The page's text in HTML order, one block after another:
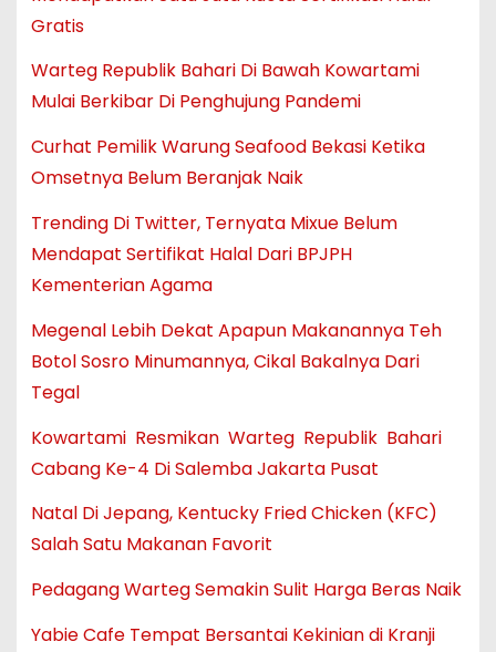
Gratis
Warteg Republik Bahari Di Bawah Kowartami
Mulai Berkibar Di Penghujung Pandemi
Curhat Pemilik Warung Seafood Bekasi Ketika
Omsetnya Belum Beranjak Naik
Trending Di Twitter, Ternyata Mixue Belum
Mendapat Sertifikat Halal Dari BPJPH
Kementerian Agama
Megenal Lebih Dekat Apapun Makanannya Teh
Botol Sosro Minumannya, Cikal Bakalnya Dari
Tegal
Kowartami Resmikan Warteg Republik Bahari
Cabang Ke-4 Di Salemba Jakarta Pusat
Natal Di Jepang, Kentucky Fried Chicken (KFC)
Salah Satu Makanan Favorit
Pedagang Warteg Semakin Sulit Harga Beras Naik
Yabie Cafe Tempat Bersantai Kekinian di Kranji